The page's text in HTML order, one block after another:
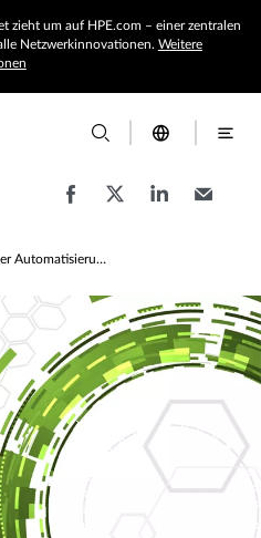
zieht um auf HPE.com – einer zentralen
Netzwerkinnovationen. Weitere
Juniper Automatisierung